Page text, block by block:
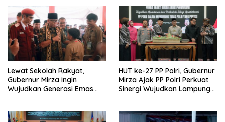
Lewat Sekolah Rakyat,
Gubernur Mirza Ingin
Wujudkan Generasi Emas
HUT ke-27 PP Polri, Gubernur
Mirza Ajak PP Polri Perkuat
Sinergi Wujudkan Lampung